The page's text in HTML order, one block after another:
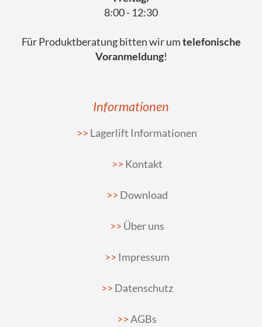
8:00 - 12:30
Für Produktberatung bitten wir umtelefonische
Voranmeldung!
Informationen
Lagerlift Informationen
Kontakt
Download
Über uns
Impressum
Datenschutz
AGBs